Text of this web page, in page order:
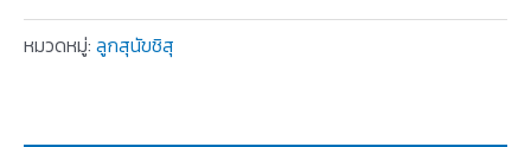
หมวดหมู่: ลูกสุนัขชิสุ